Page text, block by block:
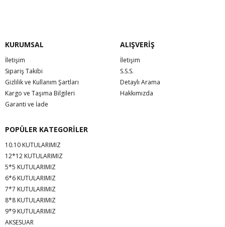
KURUMSAL
İletişim
Sipariş Takibi
Gizlilik ve Kullanım Şartları
Kargo ve Taşıma Bilgileri
Garanti ve İade
ALIŞVERİŞ
İletişim
S.S.S.
Detaylı Arama
Hakkımızda
POPÜLER KATEGORİLER
10.10 KUTULARIMIZ
12*12 KUTULARIMIZ
5*5 KUTULARIMIZ
6*6 KUTULARIMIZ
7*7 KUTULARIMIZ
8*8 KUTULARIMIZ
9*9 KUTULARIMIZ
AKSESUAR